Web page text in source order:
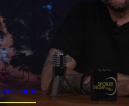
SHOW